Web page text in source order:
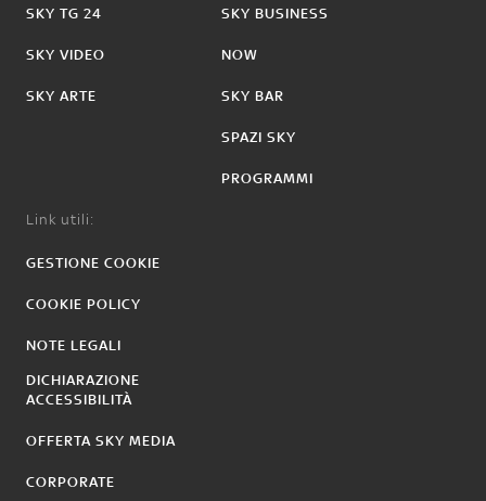
SKY TG 24
SKY VIDEO
SKY ARTE
SKY BUSINESS
NOW
SKY BAR
SPAZI SKY
PROGRAMMI
Link utili:
GESTIONE COOKIE
COOKIE POLICY
NOTE LEGALI
DICHIARAZIONE
ACCESSIBILITÀ
OFFERTA SKY MEDIA
CORPORATE